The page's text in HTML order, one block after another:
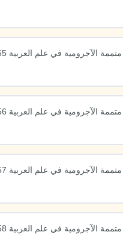
الآجرومية في علم العربية 55
الآجرومية في علم العربية 56
الآجرومية في علم العربية 57
الآجرومية في علم العربية 58